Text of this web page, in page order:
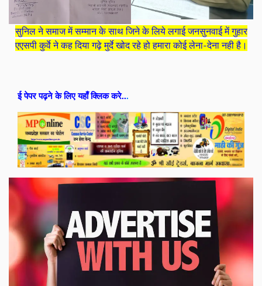
सुनिल ने समाज में सम्मान के साथ जिने के लिये लगाई जनसुनवाई में गुहार
एएसपी कुर्वे ने कह दिया गढ़े मुर्दे खोद रहे हो हमारा कोई लेना-देना नही है।
ई पेपर पढ़ने के लिए यहाँ क्लिक करे...